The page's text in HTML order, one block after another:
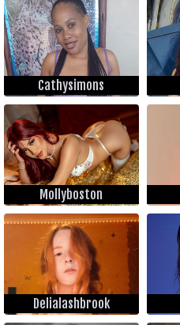
Cathysimons
Mollyboston
Delialashbrook